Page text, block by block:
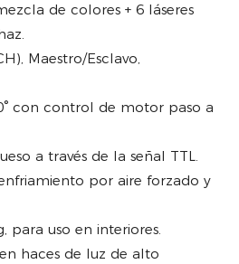
de colores + 6 láseres
Maestro/Esclavo,
con control de motor paso a
a través de la señal TTL.
por aire forzado y
para uso en interiores.
haces de luz de alto